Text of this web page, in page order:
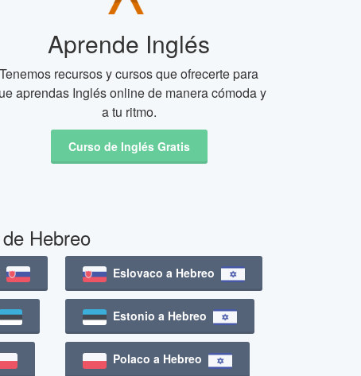
Aprende Inglés
Tenemos recursos y cursos que ofrecerte para
aprendas Inglés online de manera cómoda y
a tu ritmo.
Curso de Inglés Gratis
Hebreo
Eslovaco a Hebreo
Estonio a Hebreo
Polaco a Hebreo